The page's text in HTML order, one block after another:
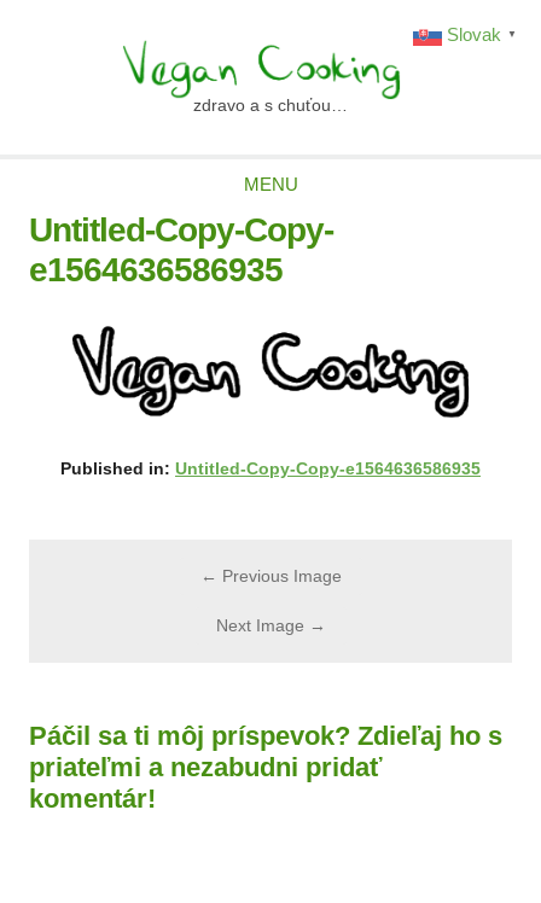
vegancooking.skzdravo a s chuťou…
MENU
Untitled-Copy-Copy-
e1564636586935
Published in: Untitled-Copy-Copy-e1564636586935
← Previous Image
Next Image →
Páčil sa ti môj príspevok? Zdieľaj ho s
priateľmi a nezabudni pridať
komentár!
Slovak ▼